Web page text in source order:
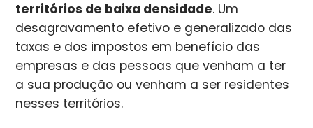
territórios de baixa densidade. Um
desagravamento efetivo e generalizado das
taxas e dos impostos em benefício das
empresas e das pessoas que venham a ter
a sua produção ou venham a ser residentes
nesses territórios.